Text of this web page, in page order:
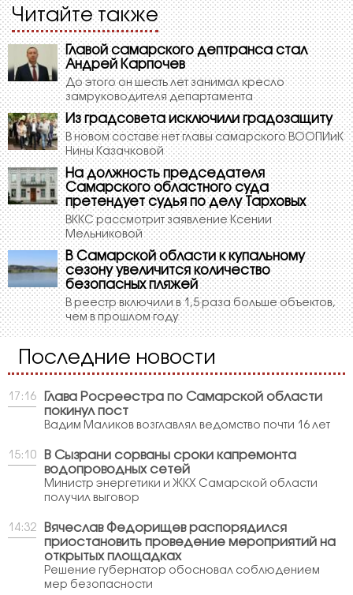
Читайте также
Главой cамарского дептранса стал
Андрей Карпочев
До этого он шесть лет занимал кресло
замруководителя департамента
Из градсовета исключили градозащиту
В новом составе нет главы самарского ВООПИиК
Нины Казачковой
На должность председателя
Самарского областного суда
претендует судья по делу Тарховых
ВККС рассмотрит заявление Ксении
Мельниковой
В Самарской области к купальному
сезону увеличится количество
безопасных пляжей
В реестр включили в 1,5 раза больше объектов,
чем в прошлом году
Последние новости
17:16
Глава Росреестра по Самарской области
покинул пост
Вадим Маликов возглавлял ведомство почти 16 лет
15:10
В Сызрани сорваны сроки капремонта
водопроводных сетей
Министр энергетики и ЖКХ Самарской области
получил выговор
14:32
Вячеслав Федорищев распорядился
приостановить проведение мероприятий на
открытых площадках
Решение губернатор обосновал соблюдением
мер безопасности